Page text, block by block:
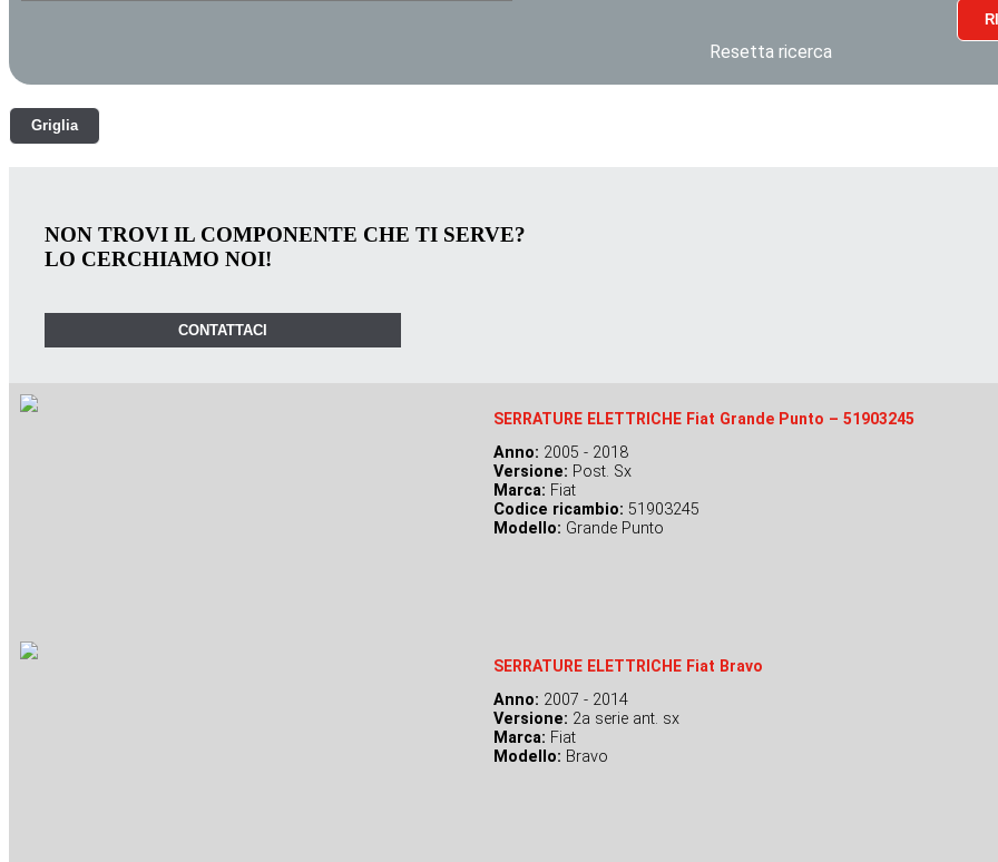
Resetta ricerca
Griglia
NON TROVI IL COMPONENTE CHE TI SERVE?
LO CERCHIAMO NOI!
CONTATTACI
SERRATURE ELETTRICHE Fiat Grande Punto – 51903245
Anno: 2005 - 2018
Versione: Post. Sx
Marca: Fiat
Codice ricambio: 51903245
Modello: Grande Punto
SERRATURE ELETTRICHE Fiat Bravo
Anno: 2007 - 2014
Versione: 2a serie ant. sx
Marca: Fiat
Modello: Bravo